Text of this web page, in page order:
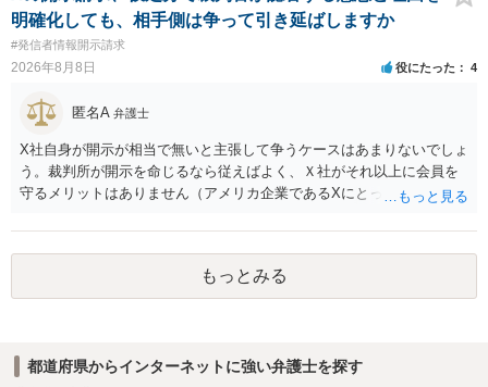
明確化しても、相手側は争って引き延ばしますか
#発信者情報開示請求
2026年8月8日 役にたった 4
匿名A 弁護士
X社自身が開示が相当で無いと主張して争うケースはあまりないでしょ
う。裁判所が開示を命じるなら従えばよく、Ｘ社がそれ以上に会員を
守るメリットはありません（アメリカ企業であるXにとって、日本の会
うかを争うよりも、「発信者情報の保有確認がまだできていない」な
どと言い訳して確認できるまで発令を引き伸ばす方で対応してくる方
が圧倒的に多いです（この作戦は必ずといっていいほど行ってきま
す）。
もっとみる
都道府県からインターネットに強い弁護士を探す